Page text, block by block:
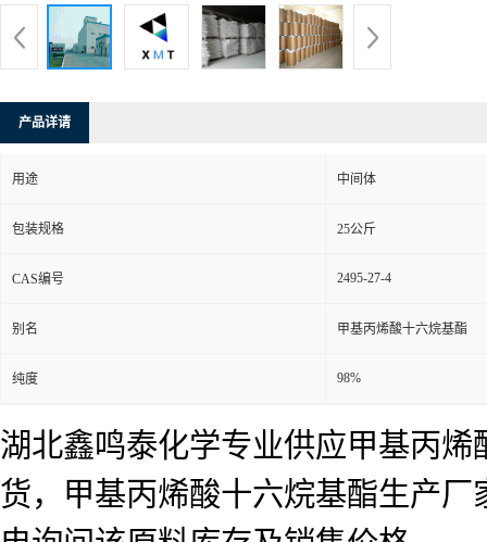
产品详请
用途 中间体
包装规格 25公斤
CAS编号 2495-27-4
别名 甲基丙烯酸十六烷基酯
纯度 98%
湖北鑫鸣泰化学专业供应甲基丙
货，甲基丙烯酸十六烷基酯生产